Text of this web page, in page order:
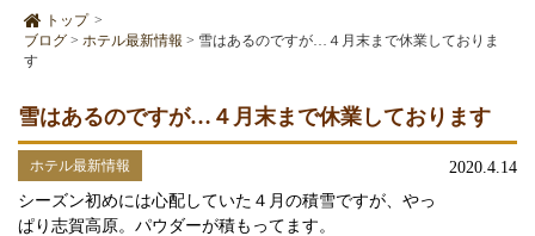
トップ >
ブログ > ホテル最新情報 > 雪はあるのですが…４月末まで休業しておりま
す
雪はあるのですが…４月末まで休業しております
2020.4.14
ホテル最新情報
シーズン初めには心配していた４月の積雪ですが、やっ
ぱり志賀高原。パウダーが積もってます。